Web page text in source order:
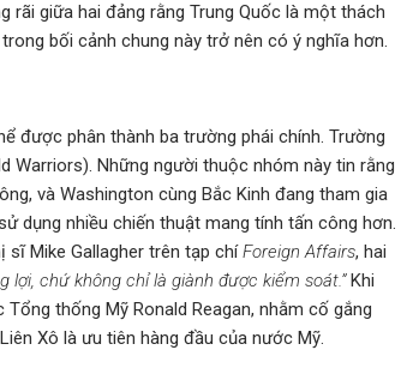
rãi giữa hai đảng rằng Trung Quốc là một thách
bối cảnh chung này trở nên có ý nghĩa hơn.
được phân thành ba trường phái chính. Trường
Warriors). Những người thuộc nhóm này tin rằng
và Washington cùng Bắc Kinh đang tham gia
dụng nhiều chiến thuật mang tính tấn công hơn.
sĩ Mike Gallagher trên tạp chíForeign Affairs, hai
lợi, chứ không chỉ là giành được kiểm soát.”Khi
thống Mỹ Ronald Reagan, nhằm cố gắng
Xô là ưu tiên hàng đầu của nước Mỹ.